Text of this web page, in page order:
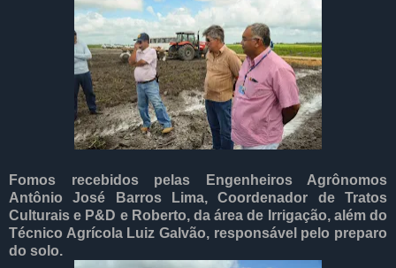
Fomos recebidos pelas Engenheiros Agrônomos
Antônio José Barros Lima, Coordenador de Tratos
Culturais e P&D e Roberto, da área de Irrigação, além do
Técnico Agrícola Luiz Galvão, responsável pelo preparo
do solo.